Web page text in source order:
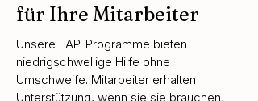
für Ihre Mitarbeiter
Unsere EAP-Programme bieten
niedrigschwellige Hilfe ohne
Umschweife. Mitarbeiter erhalten
Unterstützung, wenn sie sie brauchen,